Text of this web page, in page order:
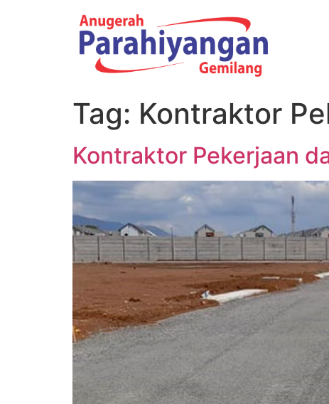
Tag: Kontraktor
Kontraktor Pekerjaan